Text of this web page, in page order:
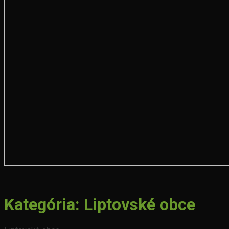
Kategória: Liptovské obce